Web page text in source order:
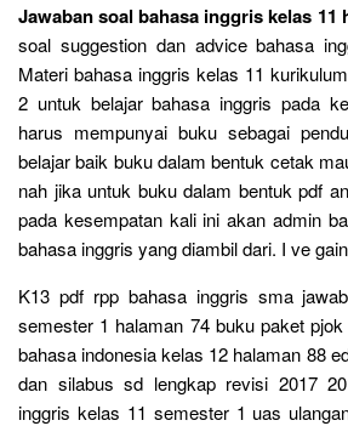
Jawaban soal bahasa inggris kelas 11
soal suggestion dan advice bahasa
Materi bahasa inggris kelas 11
2 untuk belajar bahasa inggris pada
harus mempunyai buku sebagai
belajar baik buku dalam bentuk cetak
nah jika untuk buku dalam bentuk pdf
pada kesempatan kali ini akan admin
bahasa inggris yang diambil dari. I ve
K13 pdf rpp bahasa inggris sma
semester 1 halaman 74 buku paket
bahasa indonesia kelas 12 halaman 88
dan silabus sd lengkap revisi 2017
inggris kelas 11 semester 1 uas